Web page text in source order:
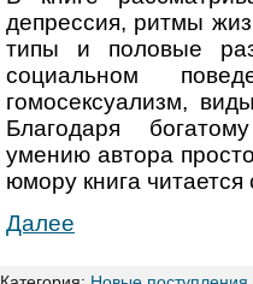
депрессия, ритмы
типы и половые
социальном
гомосексуализм,
Благодаря
умению автора
юмору книга
Далее